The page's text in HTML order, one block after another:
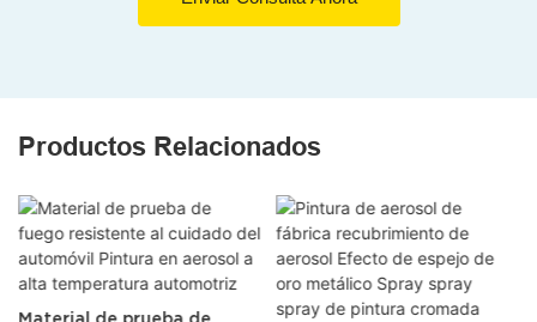
Productos Relacionados